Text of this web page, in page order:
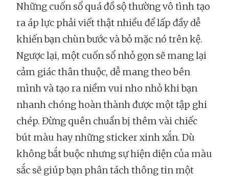
Những cuốn sổ quá đồ sộ thường vô tình tạo
ra áp lực phải viết thật nhiều để lấp đầy dễ
khiến bạn chùn bước và bỏ mặc nó trên kệ.
Ngược lại, một cuốn sổ nhỏ gọn sẽ mang lại
cảm giác thân thuộc, dễ mang theo bên
mình và tạo ra niềm vui nho nhỏ khi bạn
nhanh chóng hoàn thành được một tập ghi
chép. Đừng quên chuẩn bị thêm vài chiếc
bút màu hay những sticker xinh xắn. Dù
không bắt buộc nhưng sự hiện diện của màu
sắc sẽ giúp bạn phân tách thông tin một